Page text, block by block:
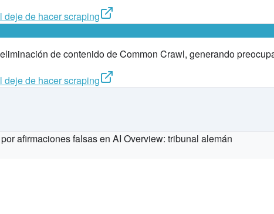
de hacer scraping
de contenido de Common Crawl, generando
de hacer scraping